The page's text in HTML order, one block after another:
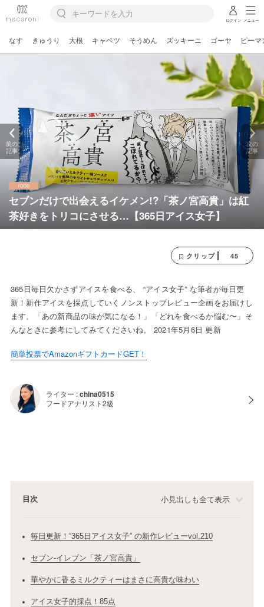
ログイン メニュー
なす きゅうり 大根 キャベツ そうめん ズッキーニ ゴーヤ ピーマ
セブンだけで出会えるイケメン!?「茶ノ宮高貴」は紅
茶好きをトリコにさせる…【365日アイス女子】
前の
記事
次の
記事
クリップ 45
365日毎日欠かさずアイスを食べる、 “アイス女子” な筆者が毎日更
新！新作アイスを採点していくノンストップレビュー企画をお届けし
ます。「あの新商品の味が気になる！」「どれを食べるか悩む〜」そ
んなときに参考にしてみてくださいね。 2021年5月6日 更新
簡単投票でAmazonギフトカードGET！
ライター :china0515
フードアナリスト2級
目次 小見出しも全て表示
毎日更新！“365日アイス女子” の新作レビューvol.210
セブン-イレブン「茶ノ宮高貴」
華やかに香るミルクティーはまさに高貴な味わい
アイス女子的採点！85点